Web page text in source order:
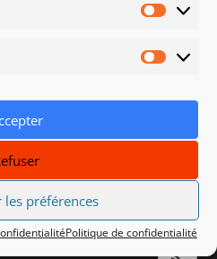
les préférences
Politique de confidentialité